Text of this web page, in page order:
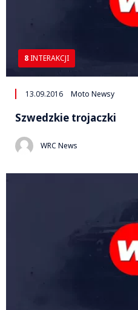
8 INTERAKCJI
13.09.2016 Moto Newsy
Szwedzkie trojaczki
WRC News